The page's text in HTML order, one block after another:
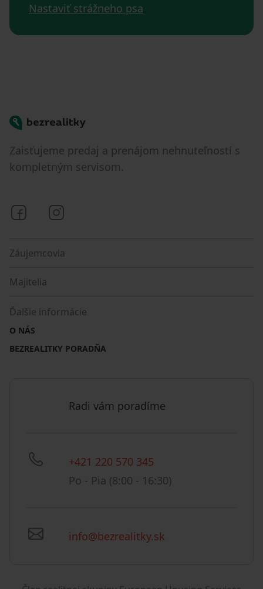
Nastaviť strážneho psa
Bezrealitky
Zaisťujeme predaj a prenájom nehnuteľností s
kompletným servisom.
Bezrealitky na Facebooku
Záujemcovia
Majitelia
Ďalšie informácie
O NÁS
BEZREALITKY PORADŇA
Radi vám poradíme
+421 220 570 345
Po - Pia (8:00 - 16:30)
info@bezrealitky.sk